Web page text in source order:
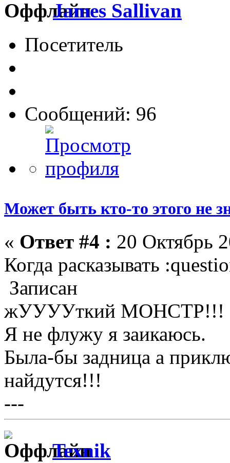
James Sallivan
Посетитель
Сообщений: 96
Может быть кто-то этого не
« Ответ #4 : 20 Октябрь
Когда расказывать
Записан
жУУУУткий МОНСТР!!!
Я не флужу я заикаюсь.
Была-бы задница а
найдутся!!!
---
Texnik